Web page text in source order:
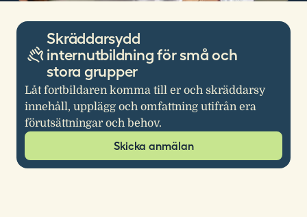
Skräddarsydd
internutbildning för små och
stora grupper
Låt fortbildaren komma till er och skräddarsy
innehåll, upplägg och omfattning utifrån era
förutsättningar och behov.
Skicka anmälan